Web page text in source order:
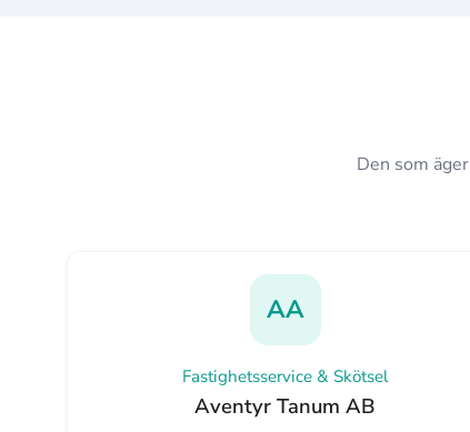
Den som
AA
Fastighetsservice & Skötsel
Aventyr Tanum AB